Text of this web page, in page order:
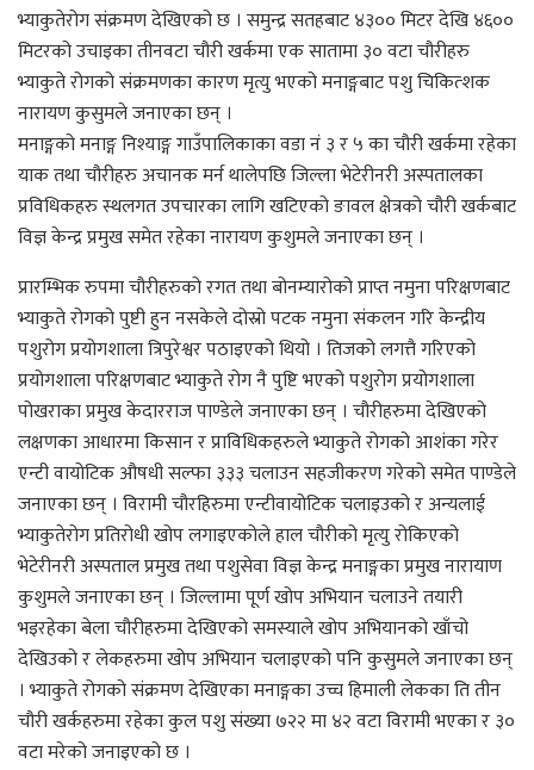
भ्याकुतेरोग संक्रमण देखिएको छ । समुन्द्र सतहबाट ४३०० मिटर देखि ४६००
मिटरको उचाइका तीनवटा चौरी खर्कमा एक सातामा ३० वटा चौरीहरु
भ्याकुते रोगको संक्रमणका कारण मृत्यु भएको मनाङ्गबाट पशु चिकित्शक
नारायण कुसुमले जनाएका छन् ।
मनाङ्गको मनाङ्ग निश्याङ्ग गाउँपालिकाका वडा नं ३ र ५ का चौरी खर्कमा रहेका
याक तथा चौरीहरु अचानक मर्न थालेपछि जिल्ला भेटेरीनरी अस्पतालका
प्रविधिकहरु स्थलगत उपचारका लागि खटिएको ङावल क्षेत्रको चौरी खर्कबाट
विज्ञ केन्द्र प्रमुख समेत रहेका नारायण कुशुमले जनाएका छन् ।
प्रारम्भिक रुपमा चौरीहरुको रगत तथा बोनम्यारोको प्राप्त नमुना परिक्षणबाट
भ्याकुते रोगको पुष्टी हुन नसकेले दोस्रो पटक नमुना संकलन गरि केन्द्रीय
पशुरोग प्रयोगशाला त्रिपुरेश्वर पठाइएको थियो । तिजको लगत्तै गरिएको
प्रयोगशाला परिक्षणबाट भ्याकुते रोग नै पुष्टि भएको पशुरोग प्रयोगशाला
पोखराका प्रमुख केदारराज पाण्डेले जनाएका छन् । चौरीहरुमा देखिएको
लक्षणका आधारमा किसान र प्राविधिकहरुले भ्याकुते रोगको आशंका गरेर
एन्टी वायोटिक औषधी सल्फा ३३३ चलाउन सहजीकरण गरेको समेत पाण्डेले
जनाएका छन् । विरामी चौरहिरुमा एन्टीवायोटिक चलाइउको र अन्यलाई
भ्याकुतेरोग प्रतिरोधी खोप लगाइएकोले हाल चौरीको मृत्यु रोकिएको
भेटेरीनरी अस्पताल प्रमुख तथा पशुसेवा विज्ञ केन्द्र मनाङ्गका प्रमुख नारायाण
कुशुमले जनाएका छन् । जिल्लामा पूर्ण खोप अभियान चलाउने तयारी
भइरहेका बेला चौरीहरुमा देखिएको समस्याले खोप अभियानको खाँचो
देखिउको र लेकहरुमा खोप अभियान चलाइएको पनि कुसुमले जनाएका छन्
। भ्याकुते रोगको संक्रमण देखिएका मनाङ्गका उच्च हिमाली लेकका ति तीन
चौरी खर्कहरुमा रहेका कुल पशु संख्या ७२२ मा ४२ वटा विरामी भएका र ३०
वटा मरेको जनाइएको छ ।